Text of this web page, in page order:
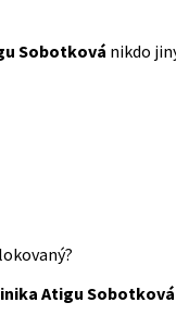
Sobotková nikdo
Atigu Sobotková